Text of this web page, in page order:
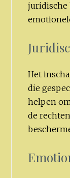
juridische
Het
die
helpen
de